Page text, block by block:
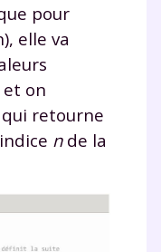
pour
, elle va
on
qui retourne
nde la